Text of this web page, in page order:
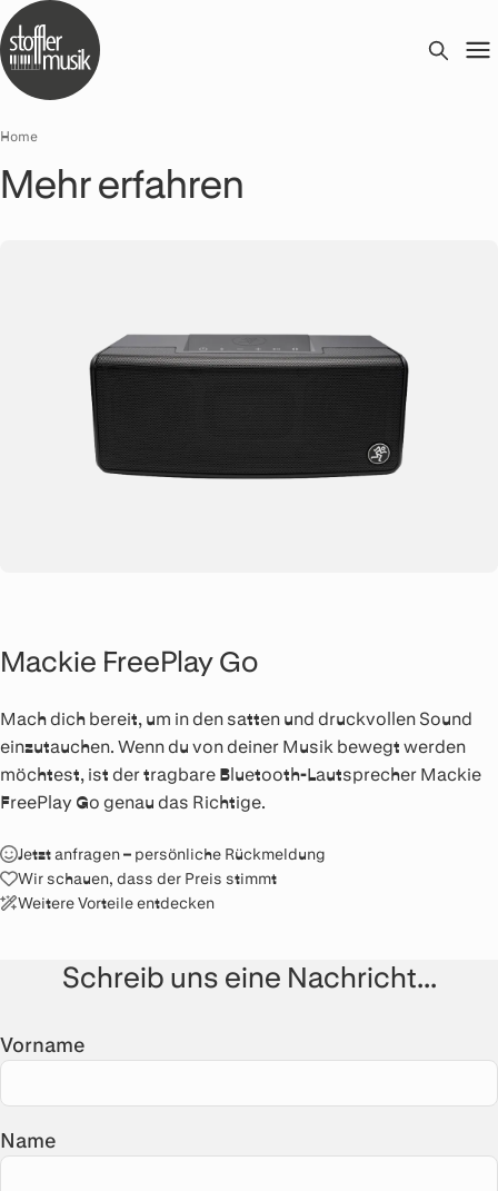
Home
Mehr erfahren
Mackie FreePlay Go
Mach dich bereit, um in den satten und druckvollen Sound
einzutauchen. Wenn du von deiner Musik bewegt werden
möchtest, ist der tragbare Bluetooth-Lautsprecher Mackie
FreePlay Go genau das Richtige.
Jetzt anfragen – persönliche Rückmeldung
Wir schauen, dass der Preis stimmt
Weitere Vorteile entdecken
Schreib uns eine Nachricht...
Vorname
Name